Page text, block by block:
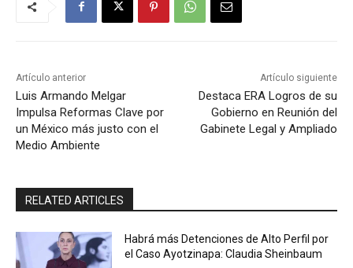
Artículo anterior
Luis Armando Melgar
Impulsa Reformas Clave por
un México más justo con el
Medio Ambiente
Artículo siguiente
Destaca ERA Logros de su
Gobierno en Reunión del
Gabinete Legal y Ampliado
RELATED ARTICLES
Habrá más Detenciones de Alto Perfil por
el Caso Ayotzinapa: Claudia Sheinbaum